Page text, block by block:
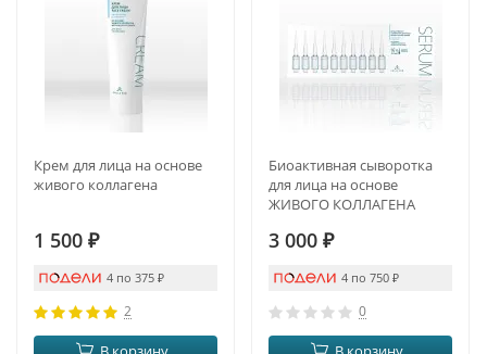
Крем для лица на основе
живого коллагена
1 500 ₽
4 по 375 ₽
2
Биоактивная сыворотка
для лица на основе
ЖИВОГО КОЛЛАГЕНА
3 000 ₽
4 по 750 ₽
0